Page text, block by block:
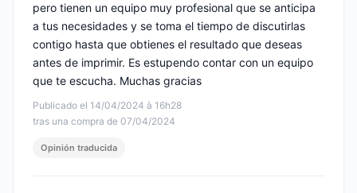
Publicado el 14/04/2024 à 16h28
tras una compra de 07/04/2024
pero tienen un equipo muy profesional que se anticipa
a tus necesidades y se toma el tiempo de discutirlas
contigo hasta que obtienes el resultado que deseas
antes de imprimir. Es estupendo contar con un equipo
que te escucha. Muchas gracias
Opinión traducida